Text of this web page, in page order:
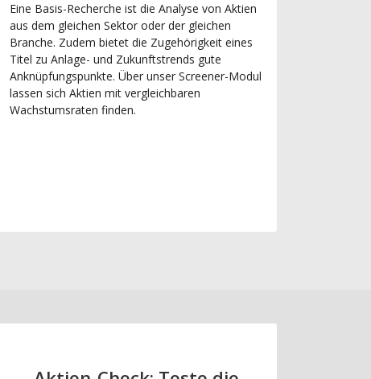
Eine Basis-Recherche ist die Analyse von Aktien
aus dem gleichen Sektor oder der gleichen
Branche. Zudem bietet die Zugehörigkeit eines
Titel zu Anlage- und Zukunftstrends gute
Anknüpfungspunkte. Über unser Screener-Modul
lassen sich Aktien mit vergleichbaren
Wachstumsraten finden.